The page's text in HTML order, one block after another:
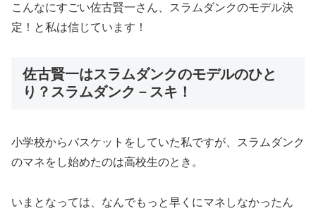
こんなにすごい佐古賢一さん、スラムダンクのモデル決
定！と私は信じています！
佐古賢一はスラムダンクのモデルのひと
り？スラムダンク－スキ！
小学校からバスケットをしていた私ですが、スラムダンク
のマネをし始めたのは高校生のとき。
いまとなっては、なんでもっと早くにマネしなかったん